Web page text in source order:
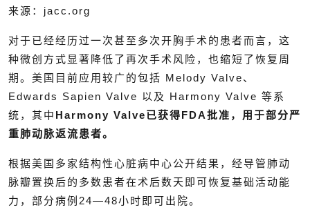
来源：jacc.org
对于已经经历过一次甚至多次开胸手术的患者而言，这
种微创方式显著降低了再次手术风险，也缩短了恢复周
期。美国目前应用较广的包括 Melody Valve、
Edwards Sapien Valve 以及 Harmony Valve 等系
统，其中 Harmony Valve已获得FDA批准，用于部分严
重肺动脉返流患者。
根据美国多家结构性心脏病中心公开结果，经导管肺动
脉瓣置换后的多数患者在术后数天即可恢复基础活动能
力，部分病例24—48小时即可出院。